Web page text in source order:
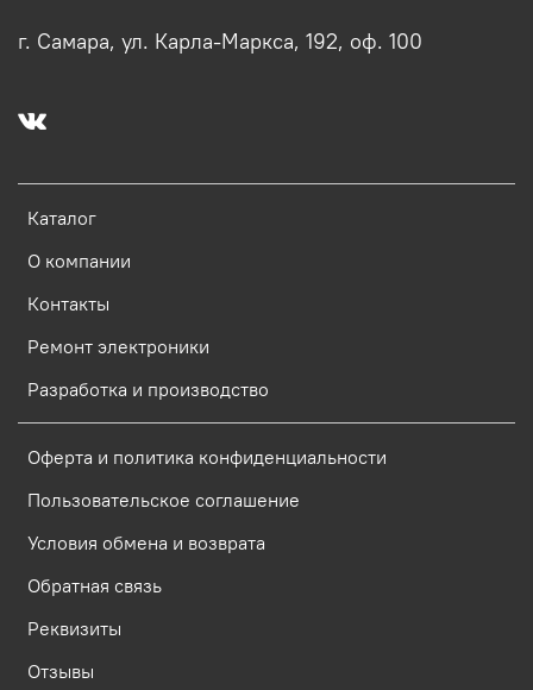
Каталог
О компании
Контакты
Ремонт электроники
Разработка и производство
Оферта и политика конфиденциальности
Пользовательское соглашение
Условия обмена и возврата
Обратная связь
Реквизиты
Отзывы
г. Самара, ул. Карла-Маркса, 192, оф. 100